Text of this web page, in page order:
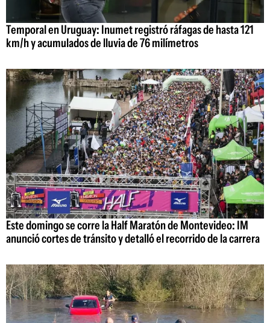
Temporal en Uruguay: Inumet registró ráfagas de hasta 121
km/h y acumulados de lluvia de 76 milímetros
Este domingo se corre la Half Maratón de Montevideo: IM
anunció cortes de tránsito y detalló el recorrido de la carrera